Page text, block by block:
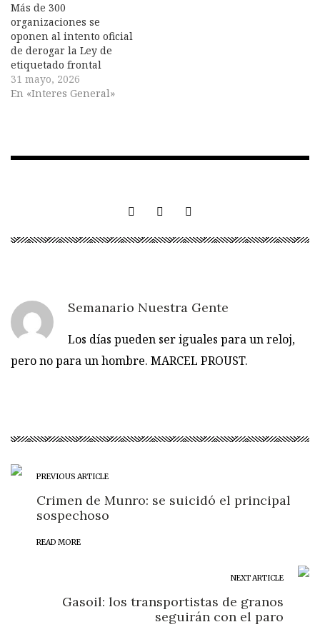
Más de 300
organizaciones se
oponen al intento oficial
de derogar la Ley de
etiquetado frontal
31 mayo, 2026
En «Interes General»
Semanario Nuestra Gente
Los días pueden ser iguales para un reloj,
pero no para un hombre. MARCEL PROUST.
PREVIOUS ARTICLE
Crimen de Munro: se suicidó el principal
sospechoso
READ MORE
NEXT ARTICLE
Gasoil: los transportistas de granos
seguirán con el paro